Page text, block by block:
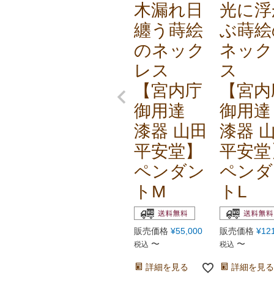
木漏れ日
纏う蒔絵
のネック
レス
【宮内庁
御用達
漆器 山田
平安堂】
ペンダン
トM
販売価格 ¥55,000
税込 〜
詳細を見る
光に
ぶ蒔
ネッ
ス
【宮
御用
漆器
平安
ペン
トL
販売価格 ¥
税込 〜
詳細を見る